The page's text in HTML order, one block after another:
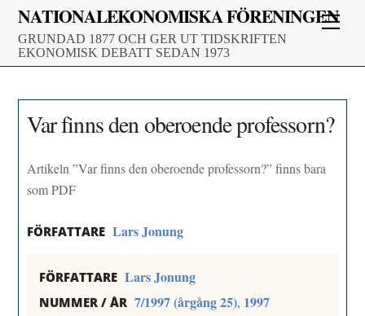
Skip
content
NATIONALEKONOMISKA FÖRENINGEN
GRUNDAD 1877 OCH GER UT TIDSKRIFTEN
EKONOMISK DEBATT SEDAN 1973
Var finns den oberoende professorn?
Artikeln ”Var finns den oberoende professorn?” finns bara
som PDF
FÖRFATTARE Lars Jonung
FÖRFATTARE Lars Jonung
NUMMER / ÅR 7/1997 (årgång 25), 1997